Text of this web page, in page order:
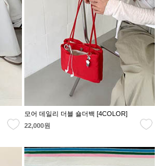
모어 데일리 더블 숄더백 [4COLOR]
22,000원